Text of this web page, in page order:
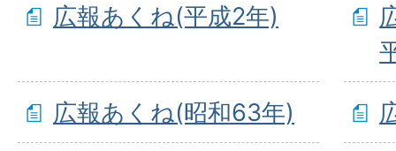
広報あくね(平成2年)
広報あくね(昭和63年)